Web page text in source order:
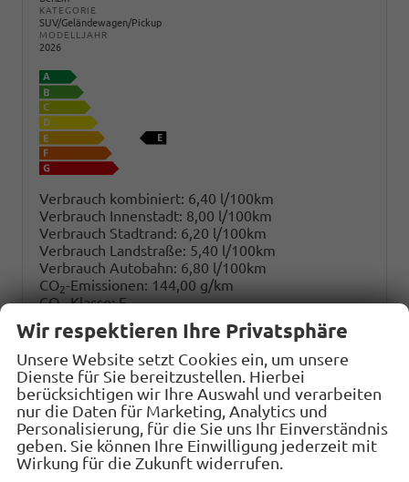
KATEGORIE
SUV/Geländewagen/Pickup
MODELLJAHR
2026
Verbrauch kombiniert: 6,40 l/100km
Verbrauch Innenstadt: 8,00 l/100km
Verbrauch Stadtrand: 6,20 l/100km
Verbrauch Landstraße: 5,40 l/100km
Verbrauch Autobahn: 6,80 l/100km
CO2-Emissionen: 144,00 g/km
CO2-Klasse: E
Download
Energiekosten bei 15.000 km pro Jahr:
CO2 Kosten (niedrig) (Kosten Durchschnitt 10 Jahre)
1.296,- €
CO2 Kosten (mittel) (Kosten Durchschnitt 10 Jahre):
3.078,- €
CO2 Kosten (hoch)(Kosten Durchschnitt 10 Jahre):
4.752,- €
Jahressteuer: 135,- €
Wir respektieren Ihre Privatsphäre
Unsere Website setzt Cookies ein, um unsere
Dienste für Sie bereitzustellen. Hierbei
berücksichtigen wir Ihre Auswahl und verarbeiten
nur die Daten für Marketing, Analytics und
Personalisierung, für die Sie uns Ihr Einverständnis
geben. Sie können Ihre Einwilligung jederzeit mit
Wirkung für die Zukunft widerrufen.